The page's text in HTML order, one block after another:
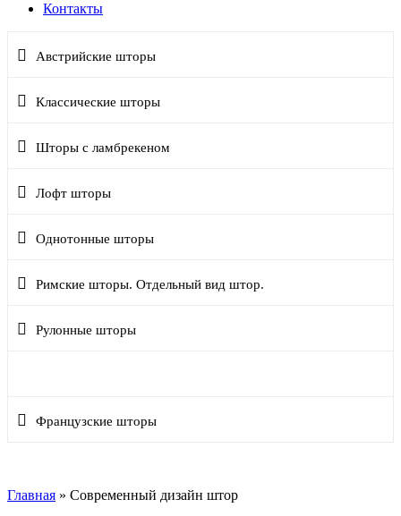
Контакты
Австрийские шторы
Классические шторы
Шторы с ламбрекеном
Лофт шторы
Однотонные шторы
Римские шторы. Отдельный вид штор.
Рулонные шторы
Французские шторы
Главная » Современный дизайн штор